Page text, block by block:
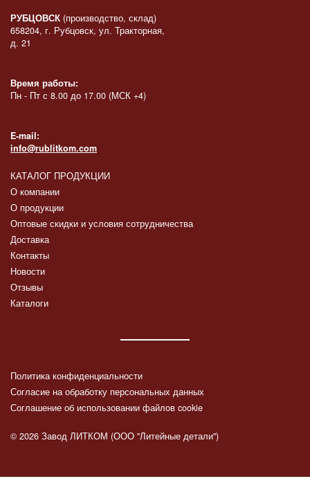
РУБЦОВСК (производство, склад)
658204, г. Рубцовск, ул. Тракторная,
д. 21
Время работы:
Пн - Пт с 8.00 до 17.00 (МСК +4)
E-mail:
info@rublitkom.com
КАТАЛОГ ПРОДУКЦИИ
О компании
О продукции
Оптовые скидки и условия сотрудничества
Доставка
Контакты
Новости
Отзывы
Каталоги
Политика конфиденциальности
Согласие на обработку персональных данных
Соглашение об использовании файлов cookie
© 2026 Завод ЛИТКОМ (ООО "Литейные детали")